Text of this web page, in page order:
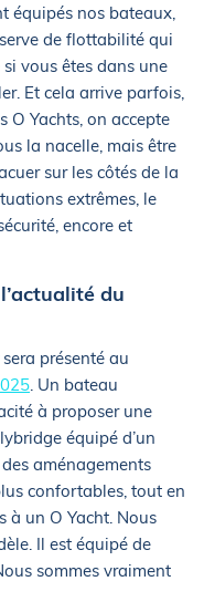
équipés nos bateaux,
de flottabilité qui
vous êtes dans une
Et cela arrive parfois,
O Yachts, on accepte
la nacelle, mais être
sur les côtés de la
extrêmes, le
encore et
du
présenté au
. Un bateau
à proposer une
équipé d’un
aménagements
confortables, tout en
à un O Yacht. Nous
Il est équipé de
sommes vraiment